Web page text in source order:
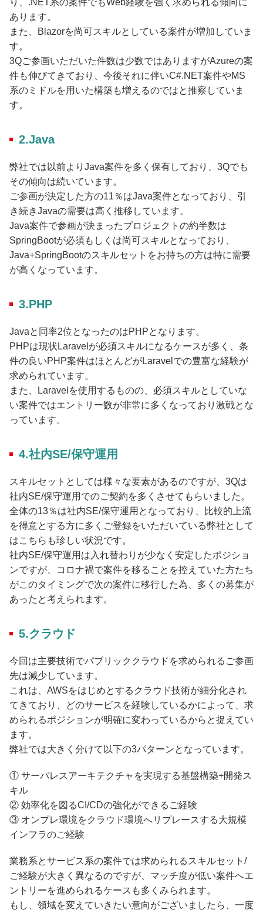
あります。
また、Blazorを尚可スキルとしている案件が増加していま
す。
3Qご参画いただいた件数は少数ではありますがAzureの案
件も伸びてきており、今後それに伴いC#.NET案件やMS
系のミドルを用いた構築も増えるのではと推察していま
す。
2.Java
弊社では以前よりJava案件を多く保有しており、3Qでも
その傾向は続いています。
ご参画が決定した方の11％はJava案件となっており、引
き続きJavaの需要は高く推移しています。
Java案件で参画が決まったプロジェクトの約半数は
SpringBootが必須もしくは尚可スキルとなっており、
Java+SpringBootのスキルセットをお持ちの方は特に需要
が高くなっています。
3.PHP
Javaと同率2位となったのはPHPとなります。
PHPは現状Laravelが必須スキルになるケースが多く、条
件の良いPHP案件はほとんどがLaravelでの豊富な経験が
求められています。
また、Laravelを使用するものの、必須スキルとしていな
い案件ではエントリー数が非常に多くなっており激戦とな
っています。
4.社内SE/保守運用
スキルセットとしては様々な要素があるのですが、3Qは
社内SE/保守運用でのご契約を多くさせてもらいました。
全体の13％は社内SE/保守運用となっており、比較的上流
を得意とする方に多くご登録をいただいている弊社として
はこちらも珍しい状況です。
社内SE/保守運用は入れ替わりが少なく安定したポジショ
ンですが、コロナ禍で案件を移ることを控えていた方たち
がこのタイミングで次の案件に移行した為、多くの募集が
あったと考えられます。
5.クラウド
今回は主要技術でパブリッククラウドを求められるご参画
先は減少しています。
これは、AWSをはじめとするクラウド技術が細分化され
てきており、どのサービスを経験しているかによって、求
められるポジションが明確に変わっているからと捉えてい
ます。
弊社では大きく分けて以下の3パターンとなっています。
① サーバレスアーキテクチャを実現する基盤構築+開発ス
キル
② 効率化を図るCI/CDの強化ができるご経験
③ オンプレ環境をクラウド環境へリプレースする大規模
インフラのご経験
業務系とサービス系の案件では求められるスキルセット/
ご経験が大きく異なるのですが、マッチ度が低い案件へエ
ントリーを進められるケースも多くみられます。
もし、領域を変えていきたい意向がございましたら、一度